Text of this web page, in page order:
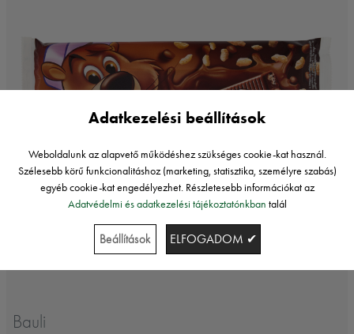
Bauli
Adatkezelési beállítások
Weboldalunk az alapvető működéshez szükséges cookie-kat használ.
Szélesebb körű funkcionalitáshoz (marketing, statisztika, személyre szabás)
egyéb cookie-kat engedélyezhet. Részletesebb információkat az
Adatvédelmi és adatkezelési tájékoztatónkban talál
Beállítások ELFOGADOM ✔